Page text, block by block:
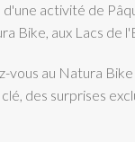
activité de
Bike, aux Lacs de
vous au Natura
clé, des surprises